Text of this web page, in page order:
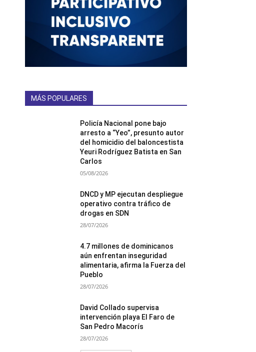
MÁS POPULARES
Policía Nacional pone bajo
arresto a “Yeo”, presunto autor
del homicidio del baloncestista
Yeuri Rodríguez Batista en San
Carlos
05/08/2026
DNCD y MP ejecutan despliegue
operativo contra tráfico de
drogas en SDN
28/07/2026
4.7 millones de dominicanos
aún enfrentan inseguridad
alimentaria, afirma la Fuerza del
Pueblo
28/07/2026
David Collado supervisa
intervención playa El Faro de
San Pedro Macorís
28/07/2026